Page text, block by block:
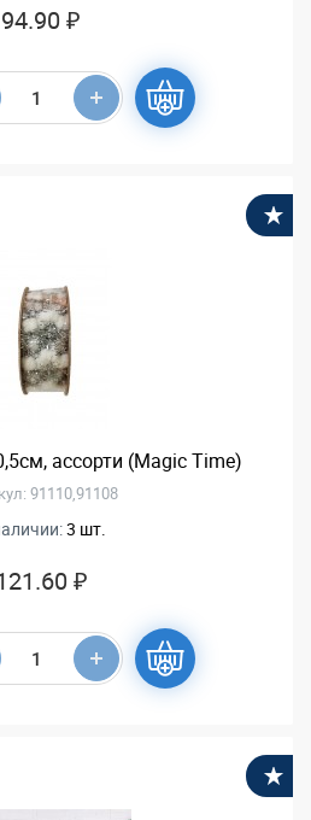
94.90 ₽
ассорти (Magic Time)
91110,91108
3 шт.
₽